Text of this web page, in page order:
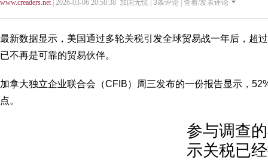
www.creaders.net| 2026-03-06 20:58:38 加国无忧 | 3条评论 | 查看/发表评论
最新数据显示，美国通过多轮关税引发全球贸易战一年后，超
已不再是可靠的贸易伙伴。
加拿大独立企业联合会（CFIB）周三发布的一份报告显示，
点。
参与调查
示关税已